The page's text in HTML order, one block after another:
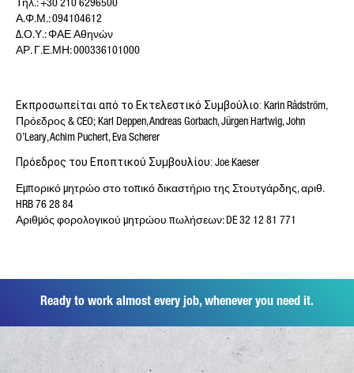
ΕΠΏΝΥΜΟ*
ΚΑΤΗΓΟΡΊΑ ΑΙΤΉΜΑΤΟΣ*
Η ΧΏΡΑ ΣΑΣ*
E-MAIL*
Α.Φ.Μ.: 094104612
Δ.Ο.Υ.: ΦΑΕ Αθηνών
ΑΡ. Γ.Ε.ΜΗ: 000336101000
Εκπροσωπείται από το Εκτελεστικό Συμβούλιο: Karin Rådström,
Πρόεδρος & CEO; Karl Deppen, Andreas Gorbach, Jürgen Hartwig, John
O’Leary, Achim Puchert, Eva Scherer
Πρόεδρος του Εποπτικού Συμβουλίου: Joe Kaeser
Εμπορικό μητρώο στο τοπικό δικαστήριο της Στουτγάρδης, αριθ.
HRB 76 28 84
Αριθμός φορολογικού μητρώου πωλήσεων: DE 32 12 81 771
Ready to work almost every job, whenever you need it.